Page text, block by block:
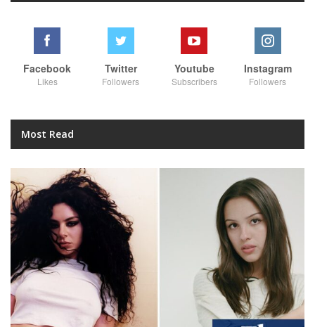
Facebook
Likes
Twitter
Followers
Youtube
Subscribers
Instagram
Followers
Most Read